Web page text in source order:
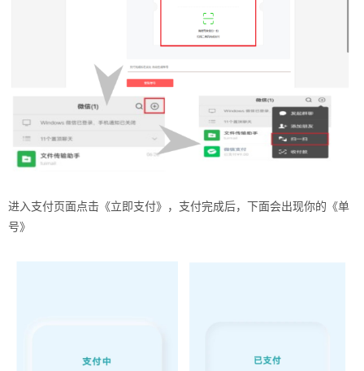
进入支付页面点击《立即支付》，支付完成后，下面会出现你的《单
号》